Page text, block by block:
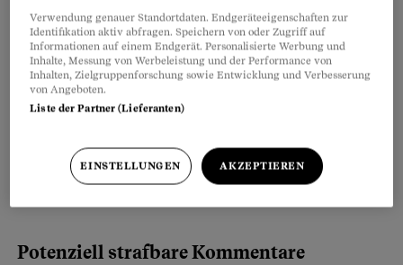
Das berichtet der Verein Fairmedia, der sich für
die Interessen von Medienopfern einsetzt. Er
Kommission gegen Rassismus (EKR) einsehen
und stiess dabei auch auf Online-Hassrede in
Potenziell strafbare Kommentare
Verwendung genauer Standortdaten. Endgeräteeigenschaften zur
Identifikation aktiv abfragen. Speichern von oder Zugriff auf
Informationen auf einem Endgerät. Personalisierte Werbung und
Inhalte, Messung von Werbeleistung und der Performance von
Inhalten, Zielgruppenforschung sowie Entwicklung und Verbesserung
von Angeboten.
Liste der Partner (Lieferanten)
EINSTELLUNGEN AKZEPTIEREN